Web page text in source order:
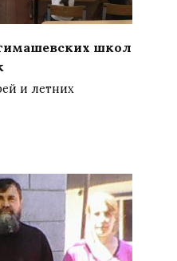
школ
и летних